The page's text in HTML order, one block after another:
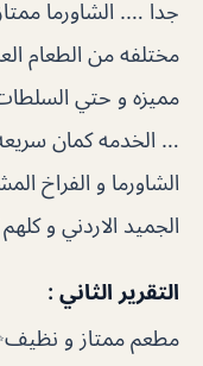
جدا …. الشاورما
مختلفه من الطعام
مميزه و حتي
… الخدمه كمان
الشاورما و الفراخ
الجميد الاردني و
التقرير الثاني :
مطعم ممتاز و